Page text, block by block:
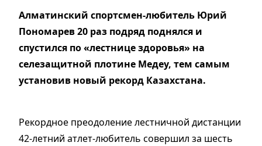
Алматинский спортсмен-любитель Юрий
Пономарев 20 раз подряд поднялся и
спустился по «лестнице здоровья» на
селезащитной плотине Медеу, тем самым
установив новый рекорд Казахстана.
Рекордное преодоление лестничной дистанции
42-летний атлет-любитель совершил за шесть